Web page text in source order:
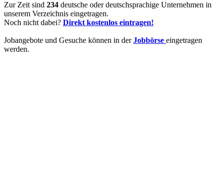
Zur Zeit sind 234 deutsche oder deutschsprachige Unternehmen in
unserem Verzeichnis eingetragen.
Noch nicht dabei? Direkt kostenlos eintragen!
Jobangebote und Gesuche können in derJobbörse eingetragen
werden.